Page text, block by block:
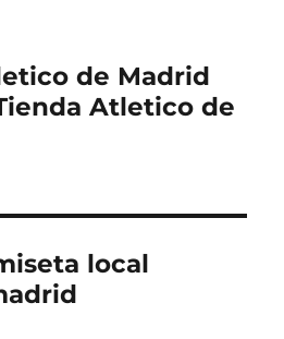
de Madrid
Atletico de
local